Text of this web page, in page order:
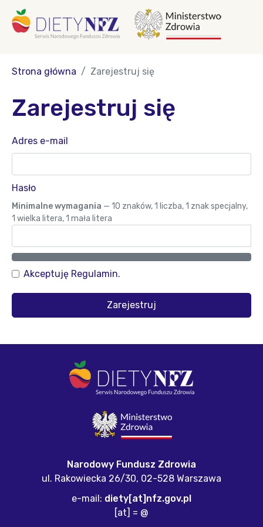
Strona główna Zarejestruj się
Zarejestruj się
Adres e-mail
Hasło
Minimalne wymagania — 10 znaków, 1 liczba, 1 znak specjalny,
1 wielka litera, 1 mała litera
Pokaż hasło
Akceptuję Regulamin.
Zarejestruj
Narodowy Fundusz Zdrowia
ul. Rakowiecka 26/30, 02-528 Warszawa
e-mail: diety[at]nfz.gov.pl
[at] = @